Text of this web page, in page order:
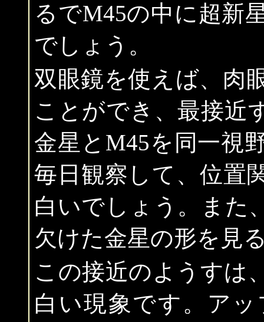
るでM45の中に超新
でしょう。
双眼鏡を使えば、肉
ことができ、最接近
金星とM45を同一視
毎日観察して、位置
白いでしょう。また
欠けた金星の形を見
この接近のようすは
白い現象です。ア